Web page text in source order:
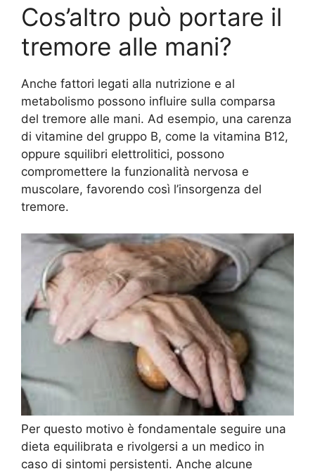
Cos’altro può portare il
tremore alle mani?
Anche fattori legati alla nutrizione e al
metabolismo possono influire sulla comparsa
del tremore alle mani. Ad esempio, una carenza
di vitamine del gruppo B, come la vitamina B12,
oppure squilibri elettrolitici, possono
compromettere la funzionalità nervosa e
muscolare, favorendo così l’insorgenza del
tremore.
Per questo motivo è fondamentale seguire una
dieta equilibrata e rivolgersi a un medico in
caso di sintomi persistenti. Anche alcune